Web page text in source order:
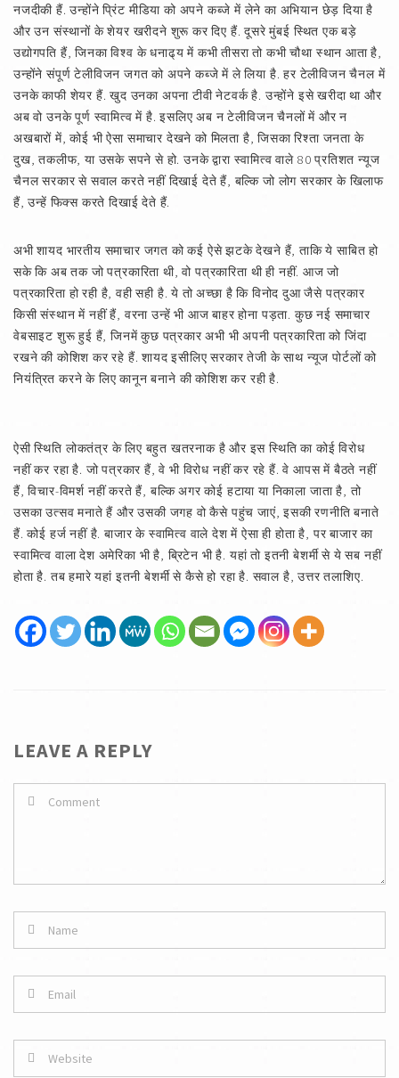
नजदीकी हैं. उन्होंने प्रिंट मीडिया को अपने कब्जे में लेने का अभियान छेड़ दिया है
और उन संस्थानों के शेयर खरीदने शुरू कर दिए हैं. दूसरे मुंबई स्थित एक बड़े
उद्योगपति हैं, जिनका विश्व के धनाढ्‌य में कभी तीसरा तो कभी चौथा स्थान आता है,
उन्होंने संपूर्ण टेलीविजन जगत को अपने कब्जे में ले लिया है. हर टेलीविजन चैनल में
उनके काफी शेयर हैं. खुद उनका अपना टीवी नेटवर्क है. उन्होंने इसे खरीदा था और
अब वो उनके पूर्ण स्वामित्व में है. इसलिए अब न टेलीविजन चैनलों में और न
अखबारों में, कोई भी ऐसा समाचार देखने को मिलता है, जिसका रिश्ता जनता के
दुख, तकलीफ, या उसके सपने से हो. उनके द्वारा स्वामित्व वाले 80 प्रतिशत न्यूज
चैनल सरकार से सवाल करते नहीं दिखाई देते हैं, बल्कि जो लोग सरकार के खिलाफ
हैं, उन्हें फिक्स करते दिखाई देते हैं.
अभी शायद भारतीय समाचार जगत को कई ऐसे झटके देखने हैं, ताकि ये साबित हो
सके कि अब तक जो पत्रकारिता थी, वो पत्रकारिता थी ही नहीं. आज जो
पत्रकारिता हो रही है, वही सही है. ये तो अच्छा है कि विनोद दुआ जैसे पत्रकार
किसी संस्थान में नहीं हैं, वरना उन्हें भी आज बाहर होना पड़ता. कुछ नई समाचार
वेबसाइट शुरू हुई हैं, जिनमें कुछ पत्रकार अभी भी अपनी पत्रकारिता को जिंदा
रखने की कोशिश कर रहे हैं. शायद इसीलिए सरकार तेजी के साथ न्यूज पोर्टलों को
नियंत्रित करने के लिए कानून बनाने की कोशिश कर रही है.
ऐसी स्थिति लोकतंत्र के लिए बहुत खतरनाक है और इस स्थिति का कोई विरोध
नहीं कर रहा है. जो पत्रकार हैं, वे भी विरोध नहीं कर रहे हैं. वे आपस में बैठते नहीं
हैं, विचार-विमर्श नहीं करते हैं, बल्कि अगर कोई हटाया या निकाला जाता है, तो
उसका उत्सव मनाते हैं और उसकी जगह वो कैसे पहुंच जाएं, इसकी रणनीति बनाते
हैं. कोई हर्ज नहीं है. बाजार के स्वामित्व वाले देश में ऐसा ही होता है, पर बाजार का
स्वामित्व वाला देश अमेरिका भी है, ब्रिटेन भी है. यहां तो इतनी बेशर्मी से ये सब नहीं
होता है. तब हमारे यहां इतनी बेशर्मी से कैसे हो रहा है. सवाल है, उत्तर तलाशिए.
LEAVE A REPLY